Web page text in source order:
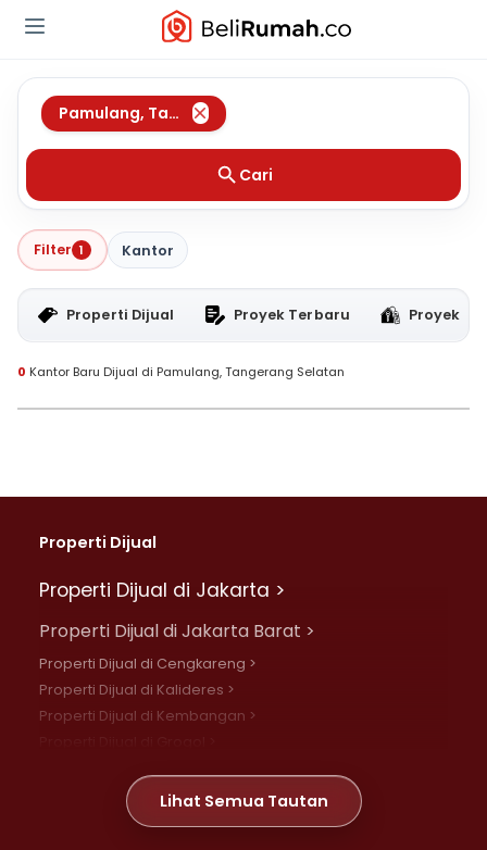
Pamulang, Tangerang Selatan
Cari
Filter 1 Kantor
Properti Dijual Proyek Terbaru Proyek
0 Kantor Baru Dijual di Pamulang, Tangerang Selatan
Properti Dijual
Properti Dijual di Jakarta >
Properti Dijual di Jakarta Barat >
Properti Dijual di Cengkareng >
Properti Dijual di Kalideres >
Properti Dijual di Kembangan >
Properti Dijual di Meruya >
Properti Dijual di Jelambar >
Lihat Semua Tautan